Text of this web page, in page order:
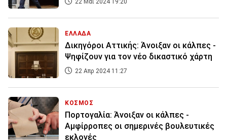
22 Μάι 2024 19:20
ΕΛΛΑΔΑ
Δικηγόροι Αττικής: Άνοιξαν οι κάλπες -
Ψηφίζουν για τον νέο δικαστικό χάρτη
22 Απρ 2024 11:27
ΚΟΣΜΟΣ
Πορτογαλία: Άνοιξαν οι κάλπες -
Αμφίρροπες οι σημερινές βουλευτικές
εκλογές